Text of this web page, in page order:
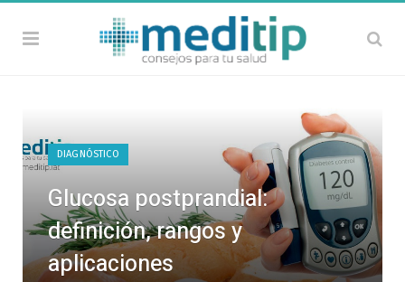
DIAGNÓSTICO
Glucosa postprandial:
definición, rangos y
aplicaciones